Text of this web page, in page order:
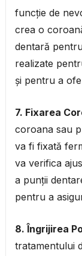
funcție de
crea o
dentară
realizate
și pentru a
7. Fixarea
coroana sau
va fi fixată
va verifica
a punții
pentru a
8. Îngrijirea
tratamentului